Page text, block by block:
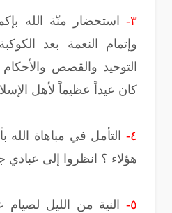
٣-
استحضار منّة الله
وإتمام النعمة بعد
التوحيد والقصص
كان عيداً عظيماً لأهل
٤-
التأمل في مباهاة الله
هؤلاء ؟ انظروا إلى عبادي
٥-
النية من الليل لصيام